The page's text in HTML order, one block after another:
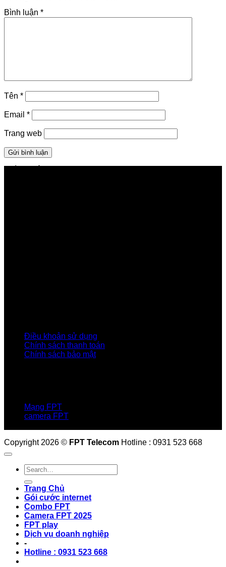
Bình luận *
Tên *
Email *
Trang web
Điều khoản sử dụng
Chính sách thanh toán
Chính sách bảo mật
Mạng FPT
camera FPT
Copyright 2026 © FPT Telecom Hotline : 0931 523 668
Trang Chủ
Gói cước internet
Combo FPT
Camera FPT 2025
FPT play
Dịch vụ doanh nghiệp
-
Hotline : 0931 523 668